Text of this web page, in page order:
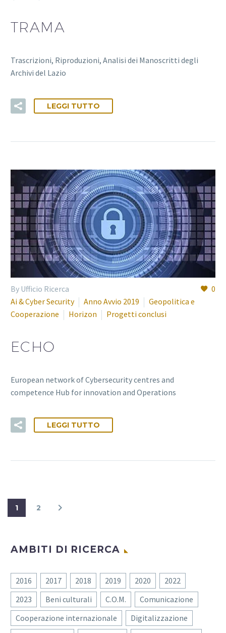
TRAMA
Trascrizioni, Riproduzioni, Analisi dei Manoscritti degli
Archivi del Lazio
LEGGI TUTTO
0
By Ufficio Ricerca
Ai & Cyber Security
Anno Avvio 2019
Geopolitica e
Cooperazione
Horizon Progetti conclusi
ECHO
European network of Cybersecurity centres and
competence Hub for innovation and Operations
LEGGI TUTTO
1 2
AMBITI DI RICERCA
2016 2017 2018 2019 2020
2022
2023
Beni culturali C.O.M.
Comunicazione
Cooperazione internazionale
Digitalizzazione